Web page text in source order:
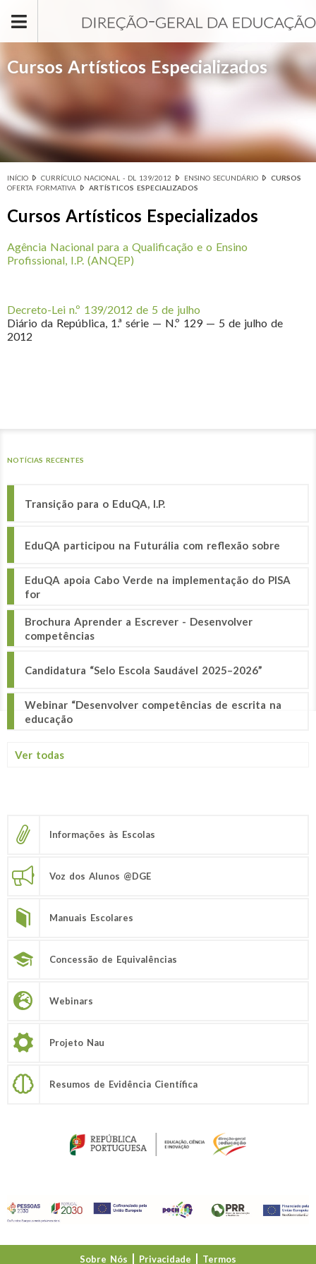
Cursos Artísticos Especializados
Está aqui
INÍCIO CURRÍCULO NACIONAL - DL 139/2012
ENSINO SECUNDÁRIO
OFERTA FORMATIVA
CURSOS
ARTÍSTICOS ESPECIALIZADOS
Cursos Artísticos Especializados
Agência Nacional para a Qualificação e o Ensino
Profissional, I.P. (ANQEP)
Decreto-Lei n.º 139/2012 de 5 de julho
Diário da República, 1.ª série — N.º 129 — 5 de julho de
2012
NOTÍCIAS RECENTES
Transição para o EduQA, I.P.
EduQA participou na Futurália com reflexão sobre
EduQA apoia Cabo Verde na implementação do PISA
for
Brochura Aprender a Escrever - Desenvolver
competências
Candidatura “Selo Escola Saudável 2025–2026”
Webinar “Desenvolver competências de escrita na
educação
Ver todas
Informações às Escolas
Voz dos Alunos @DGE
Manuais Escolares
Concessão de Equivalências
Webinars
Projeto Nau
Resumos de Evidência Científica
Sobre Nós Privacidade Termos